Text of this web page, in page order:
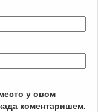
у овом
коментаришем.